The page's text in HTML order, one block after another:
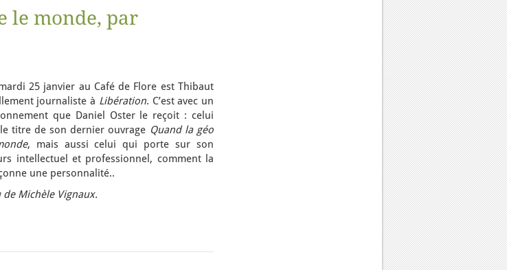
le monde, par
25 janvier au Café de Flore est Thibaut
journaliste à Libération. C’est avec un
que Daniel Oster le reçoit : celui
titre de son dernier ouvrage Quand la géo
, mais aussi celui qui porte sur son
intellectuel et professionnel, comment la
une personnalité..
Michèle Vignaux.